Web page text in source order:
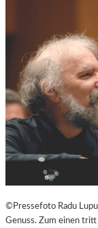
©Pressefoto Radu
Genuss. Zum einen